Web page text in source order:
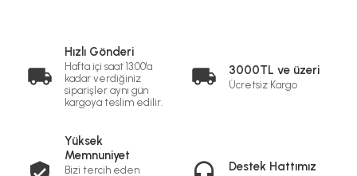
Hızlı Gönderi
Hafta içi saat 13:00'a
kadar verdiğiniz
siparişler aynı gün
kargoya teslim edilir.
3000TL ve üzeri
Ücretsiz Kargo
Yüksek
Memnuniyet
Bizi tercih eden
Destek Hattımız